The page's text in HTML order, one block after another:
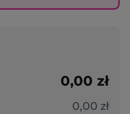
0,00 zł
0,00 zł